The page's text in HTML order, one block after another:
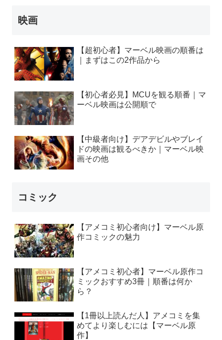
映画
【超初心者】マーベル映画の順番は
｜まずはこの2作品から
【初心者必見】MCUを観る順番｜マ
ーベル映画は公開順で
【中級者向け】デアデビルやブレイ
ドの映画は観るべきか｜マーベル映
画その他
コミック
【アメコミ初心者向け】マーベル原
作コミックの魅力
【アメコミ初心者】マーベル原作コ
ミックおすすめ3冊｜順番は何か
ら？
【1冊以上読んだ人】アメコミを集
めてより楽しむには【マーベル原
作】